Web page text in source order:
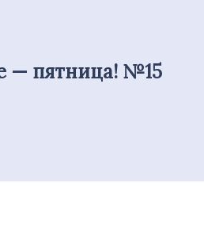
— пятница! №15